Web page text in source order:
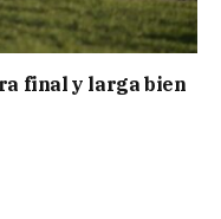
final y larga bien